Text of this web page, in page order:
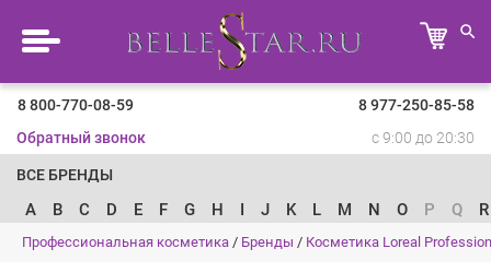
8 800-770-08-59
8 977-250-85-58
Обратный звонок
с 9:00 до 20:30
ВСЕ БРЕНДЫ
A B C D E F G H I J K L M N O P Q R
Профессиональная косметика / Бренды / Косметика Loreal